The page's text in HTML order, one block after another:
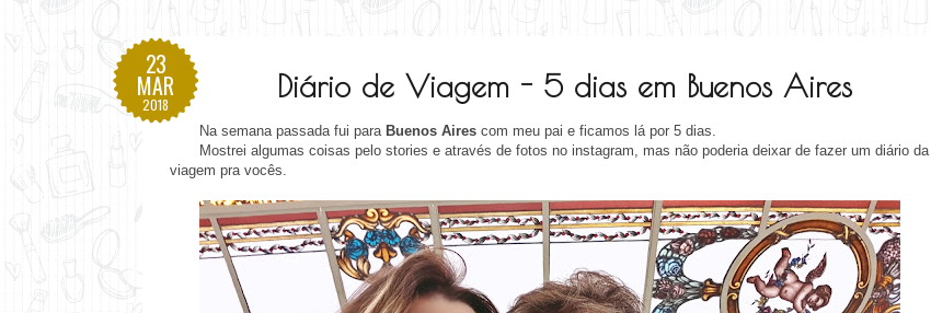
23
MAR
2018
Diário de Viagem - 5 dias em Buenos Aires
Na semana passada fui para Buenos Aires com meu pai e ficamos lá por 5 dias.
Mostrei algumas coisas pelo stories e através de fotos no instagram, mas não poderia deixar de fazer um diário da
viagem pra vocês.